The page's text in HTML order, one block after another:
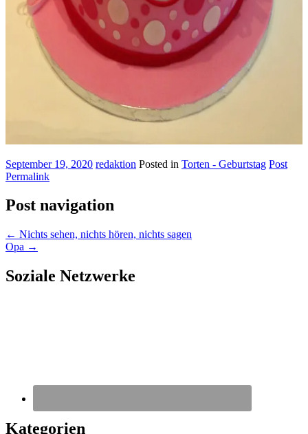
September 19, 2020 redaktion Posted in Torten - Geburtstag Post
Permalink
Post navigation
← Nichts sehen, nichts hören, nichts sagen
Opa →
Soziale Netzwerke
Kategorien